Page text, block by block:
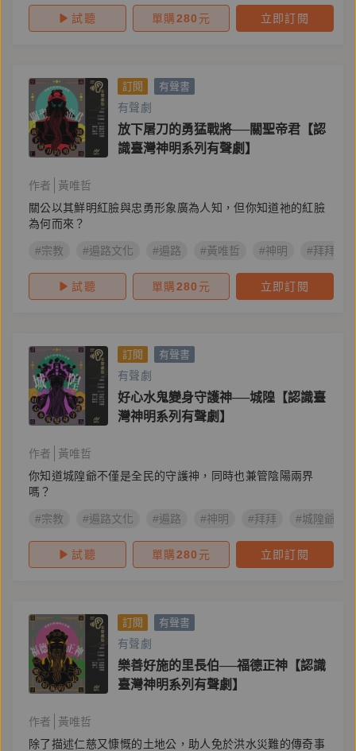
試聽 單購280 元 立即訂閱
訂閱 有聲書
有聲劇
放下屠刀的勇猛戰將──關聖帝君【認
識臺灣神明系列有聲劇】
作者
黃唯哲
關公以其鮮明紅臉與忠勇形象廣為人知，但你知道祂的紅臉
為何而來？
#宗教 #遍路文化 #遍路 #黃唯哲 #神明 #拜拜
試聽 單購280 元 立即訂閱
訂閱 有聲書
有聲劇
好心水鬼變身守護神──城隍【認識臺
灣神明系列有聲劇】
作者
黃唯哲
你知道城隍爺不僅是全民的守護神，同時也兼管陰陽兩界
嗎？
#宗教 #遍路文化 #遍路 #神明 #拜拜 #城隍爺
試聽 單購280 元 立即訂閱
訂閱 有聲書
有聲劇
樂善好施的里長伯──福德正神【認識
臺灣神明系列有聲劇】
作者
黃唯哲
除了描述仁慈又慷慨的土地公，助人免於洪水災難的傳奇事